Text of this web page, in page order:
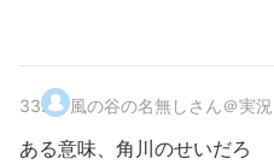
33. 風の谷の名無しさん＠実
ある意味、角川のせいだろ